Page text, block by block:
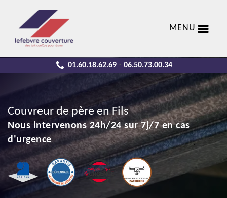
MENU
01.60.18.62.69 - 06.50.73.00.34
Couvreur de père en Fils
Nous intervenons 24h/24 sur 7j/7 en cas
d'urgence